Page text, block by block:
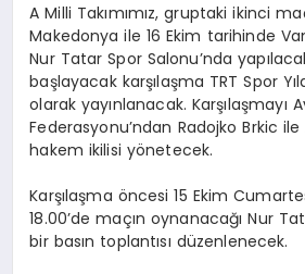
A Milli Takımımız, gruptaki ikinci
Makedonya ile 16 Ekim tarihinde
Nur Tatar Spor Salonu’nda
başlayacak karşılaşma TRT Spor
olarak yayınlanacak. Karşılaşmayı
Federasyonu’ndan Radojko Brkic
hakem ikilisi yönetecek.
Karşılaşma öncesi 15 Ekim
18.00’de maçın oynanacağı Nur
bir basın toplantısı düzenlenecek.